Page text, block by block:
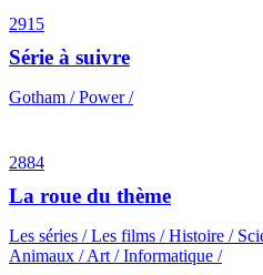
2915
Série à suivre
Gotham / Power /
2884
La roue du thème
Les séries / Les films / Histoire /
Animaux / Art / Informatique /